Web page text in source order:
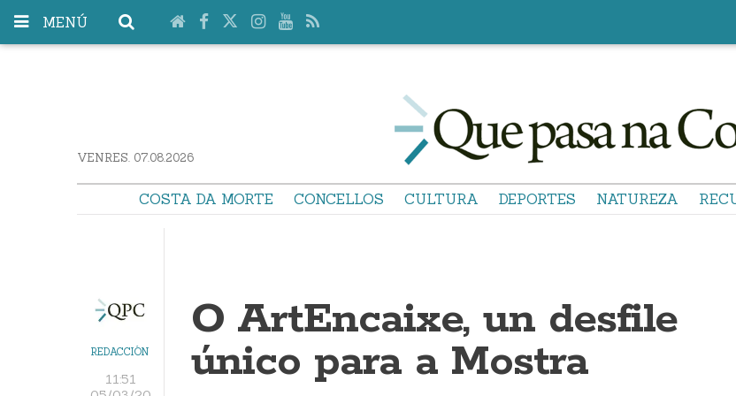
MENÚ
VENRES. 07.08.2026
COSTA DA MORTE CONCELLOS CULTURA DEPORTES NATUREZA
REDACCIÓN
11:51
O ArtEncaixe, un desfile
único para a Mostra